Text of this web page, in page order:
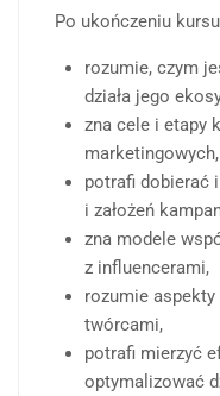
Po ukończeniu
rozumie, czym
działa jego
zna cele i etapy
marketingowych,
potrafi dobierać
i założeń
zna modele
z influencerami,
rozumie aspekty
twórcami,
potrafi mierzyć
optymalizować